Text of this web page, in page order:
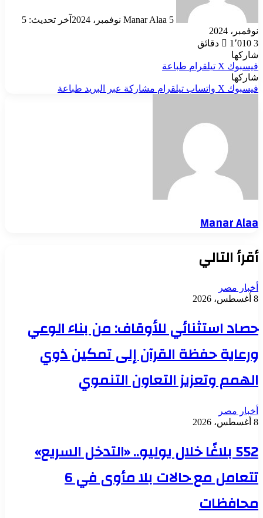
Manar Alaa 5 نوفمبر، 2024
آخر تحديث: 5
نوفمبر، 2024
1٬010 3 دقائق
شاركها
فيسبوك ‫X تيلقرام طباعة
شاركها
فيسبوك ‫X واتساب تيلقرام مشاركة عبر البريد طباعة
Manar Alaa
أقرأ التالي
أخبار مصر
8 أغسطس، 2026
حصاد استثنائي للأوقاف: من بناء الوعي
ورعاية حفظة القرآن إلى تمكين ذوي
الهمم وتعزيز التعاون التنموي
أخبار مصر
8 أغسطس، 2026
552 بلاغًا خلال يوليو.. «التدخل السريع»
تتعامل مع حالات بلا مأوى في 6
محافظات